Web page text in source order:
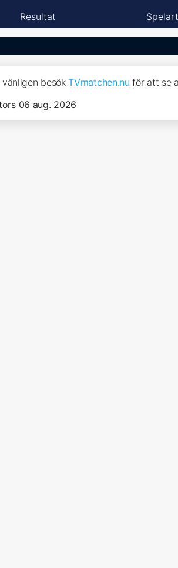
Resultat
vänligen besökTVmatchen.nu för att se
06 aug. 2026